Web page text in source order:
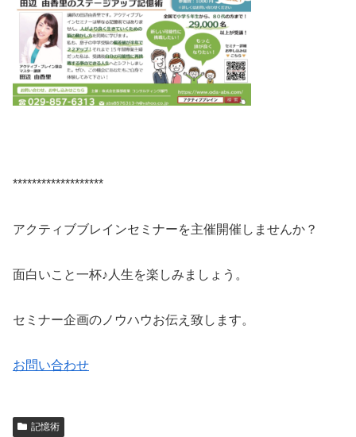
*******************
アクティブブレインセミナーを主催開催しませんか？
面白いこと一杯♪人生を楽しみましょう。
セミナー企画のノウハウお伝え致します。
お問い合わせ
記憶術